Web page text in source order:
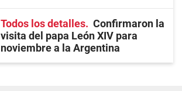
Todos los detalles
Confirmaron la
visita del papa León XIV para
noviembre a la Argentina